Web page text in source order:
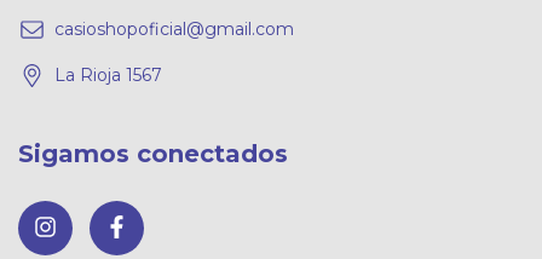
casioshopoficial@gmail.com
La Rioja 1567
Sigamos conectados